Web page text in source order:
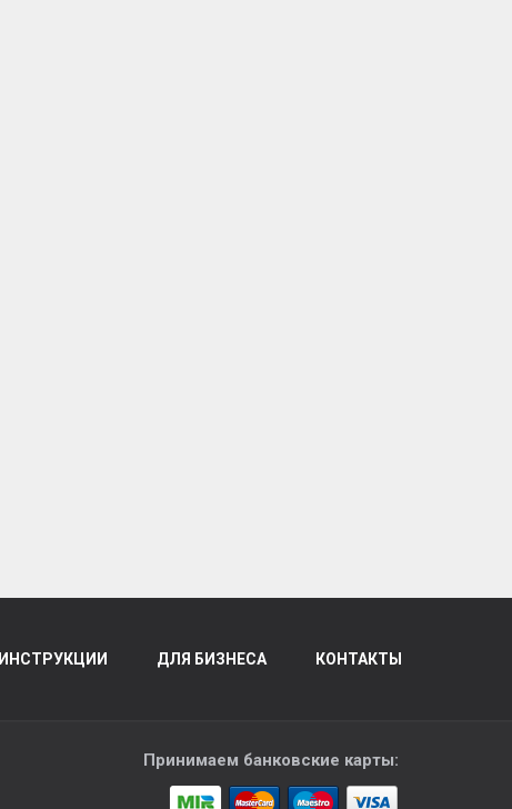
ИНСТРУКЦИИ ДЛЯ БИЗНЕСА КОНТАКТЫ
Принимаем банковские карты: